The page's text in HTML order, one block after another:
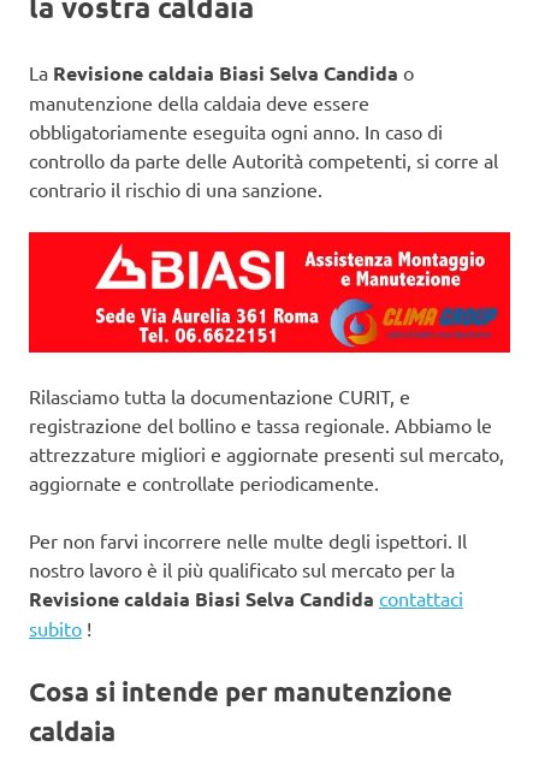
La Revisione caldaia Biasi Selva Candida o
manutenzione della caldaia deve essere
obbligatoriamente eseguita ogni anno. In caso di
controllo da parte delle Autorità competenti, si corre al
contrario il rischio di una sanzione.
Rilasciamo tutta la documentazione CURIT, e
registrazione del bollino e tassa regionale. Abbiamo le
attrezzature migliori e aggiornate presenti sul mercato,
aggiornate e controllate periodicamente.
Per non farvi incorrere nelle multe degli ispettori. Il
nostro lavoro è il più qualificato sul mercato per la
Revisione caldaia Biasi Selva Candida contattaci
subito !
Cosa si intende per manutenzione
caldaia